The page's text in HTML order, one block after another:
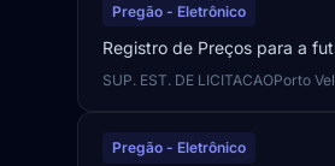
Pregão - Eletrônico
Registro de Preços para a
SUP. EST. DE LICITACAOPorto
Pregão - Eletrônico